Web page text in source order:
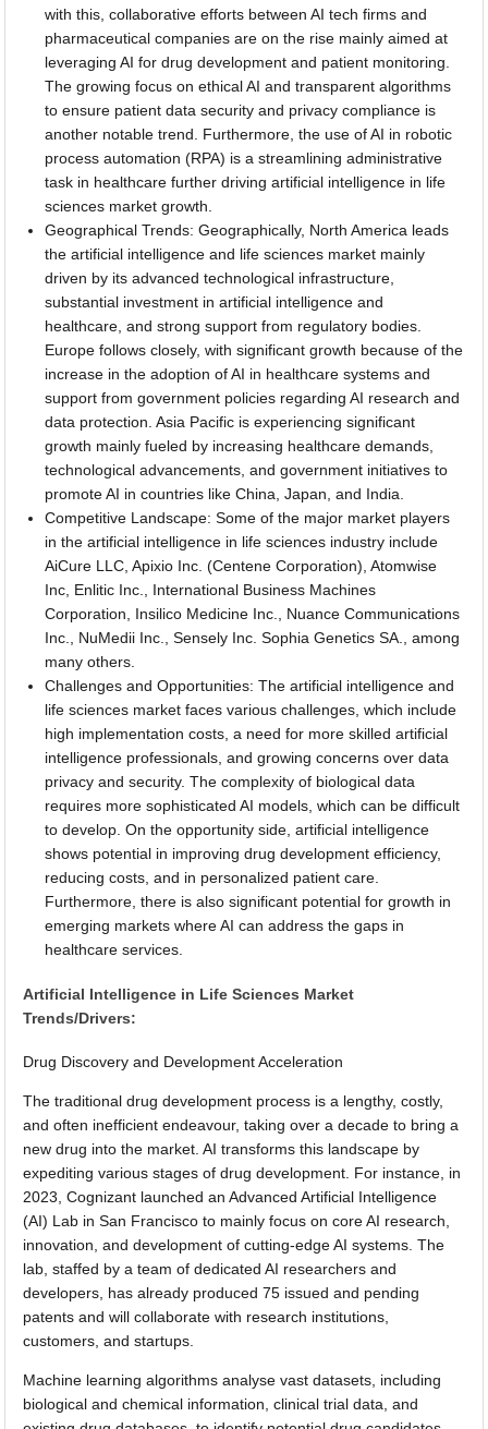
with this, collaborative efforts between AI tech firms and
pharmaceutical companies are on the rise mainly aimed at
leveraging AI for drug development and patient monitoring.
The growing focus on ethical AI and transparent algorithms
to ensure patient data security and privacy compliance is
another notable trend. Furthermore, the use of AI in robotic
process automation (RPA) is a streamlining administrative
task in healthcare further driving artificial intelligence in life
sciences market growth.
Geographical Trends: Geographically, North America leads
the artificial intelligence and life sciences market mainly
driven by its advanced technological infrastructure,
substantial investment in artificial intelligence and
healthcare, and strong support from regulatory bodies.
Europe follows closely, with significant growth because of the
increase in the adoption of AI in healthcare systems and
support from government policies regarding AI research and
data protection. Asia Pacific is experiencing significant
growth mainly fueled by increasing healthcare demands,
technological advancements, and government initiatives to
promote AI in countries like China, Japan, and India.
Competitive Landscape: Some of the major market players
in the artificial intelligence in life sciences industry include
AiCure LLC, Apixio Inc. (Centene Corporation), Atomwise
Inc, Enlitic Inc., International Business Machines
Corporation, Insilico Medicine Inc., Nuance Communications
Inc., NuMedii Inc., Sensely Inc. Sophia Genetics SA., among
many others.
Challenges and Opportunities: The artificial intelligence and
life sciences market faces various challenges, which include
high implementation costs, a need for more skilled artificial
intelligence professionals, and growing concerns over data
privacy and security. The complexity of biological data
requires more sophisticated AI models, which can be difficult
to develop. On the opportunity side, artificial intelligence
shows potential in improving drug development efficiency,
reducing costs, and in personalized patient care.
Furthermore, there is also significant potential for growth in
emerging markets where AI can address the gaps in
healthcare services.
Artificial Intelligence in Life Sciences Market
Trends/Drivers:
Drug Discovery and Development Acceleration
The traditional drug development process is a lengthy, costly,
and often inefficient endeavour, taking over a decade to bring a
new drug into the market. AI transforms this landscape by
expediting various stages of drug development. For instance, in
2023, Cognizant launched an Advanced Artificial Intelligence
(AI) Lab in San Francisco to mainly focus on core AI research,
innovation, and development of cutting-edge AI systems. The
lab, staffed by a team of dedicated AI researchers and
developers, has already produced 75 issued and pending
patents and will collaborate with research institutions,
customers, and startups.
Machine learning algorithms analyse vast datasets, including
biological and chemical information, clinical trial data, and